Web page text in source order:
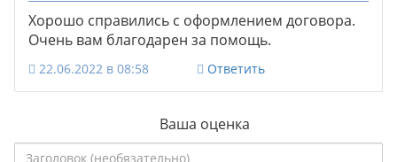
Хорошо справились с оформлением договора.
Очень вам благодарен за помощь.
22.06.2022 в 08:58 Ответить
Ваша оценка